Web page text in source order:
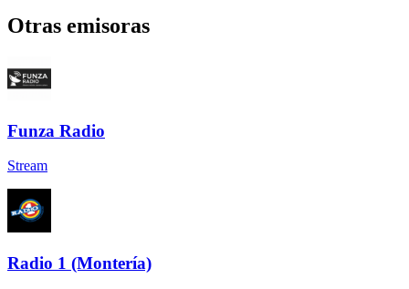
Otras emisoras
Funza Radio
Stream
Radio 1 (Montería)